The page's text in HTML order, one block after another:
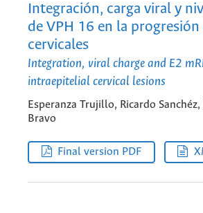
Integración, carga viral y
de VPH 16 en la
cervicales
Integration, viral charge and E2
intraepitelial cervical lesions
Esperanza Trujillo, Ricardo
Bravo
Final version PDF